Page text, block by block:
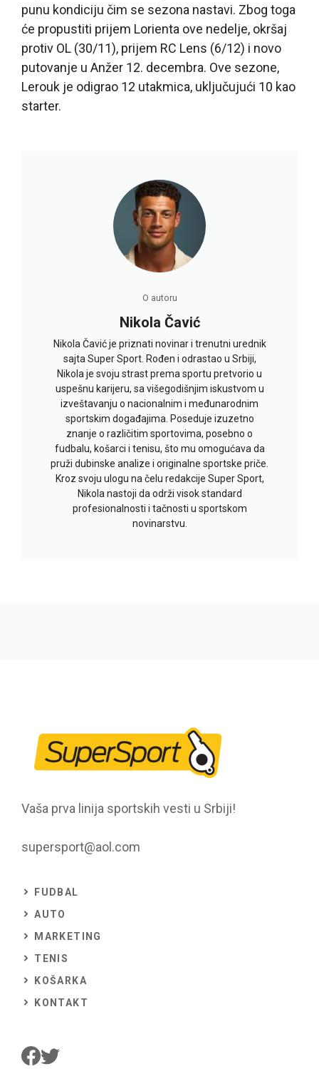
punu kondiciju čim se sezona nastavi. Zbog toga
će propustiti prijem Lorienta ove nedelje, okršaj
protiv OL (30/11), prijem RC Lens (6/12) i novo
putovanje u Anžer 12. decembra. Ove sezone,
Lerouk je odigrao 12 utakmica, uključujući 10 kao
starter.
O autoru
Nikola Čavić
Nikola Čavić je priznati novinar i trenutni urednik
sajta Super Sport. Rođen i odrastao u Srbiji,
Nikola je svoju strast prema sportu pretvorio u
uspešnu karijeru, sa višegodišnjim iskustvom u
izveštavanju o nacionalnim i međunarodnim
sportskim događajima. Poseduje izuzetno
znanje o različitim sportovima, posebno o
fudbalu, košarci i tenisu, što mu omogućava da
pruži dubinske analize i originalne sportske priče.
Kroz svoju ulogu na čelu redakcije Super Sport,
Nikola nastoji da održi visok standard
profesionalnosti i tačnosti u sportskom
novinarstvu.
Vaša prva linija sportskih vesti u Srbiji!
supersport@aol.com
FUDBAL
AUTO
MARKETING
TENIS
KOŠARKA
KONTAKT